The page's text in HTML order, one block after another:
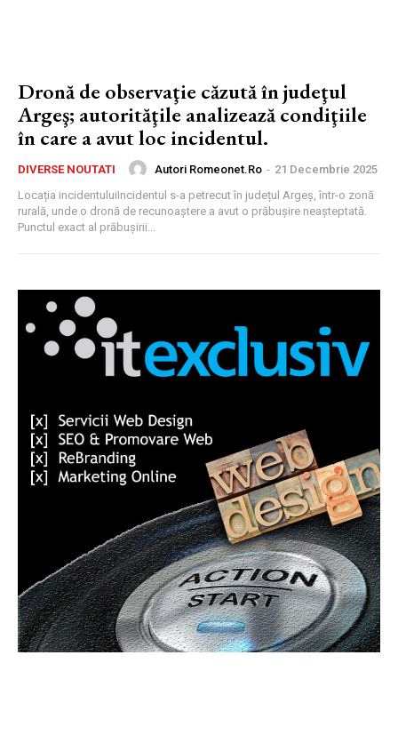
Dronă de observaţie căzută în judeţul
Argeş; autorităţile analizează condiţiile
în care a avut loc incidentul.
DIVERSE NOUTATI Autori Romeonet.ro - 21 Decembrie 2025
Locația incidentuluiIncidentul s-a petrecut în județul Argeș, într-o zonă
rurală, unde o dronă de recunoaștere a avut o prăbușire neașteptată.
Punctul exact al prăbușirii...